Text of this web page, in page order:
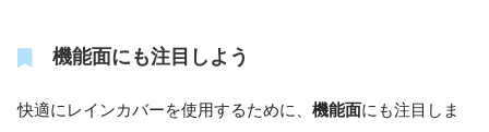
機能面にも注目しよう
快適にレインカバーを使用するために、 機能面にも注目しま